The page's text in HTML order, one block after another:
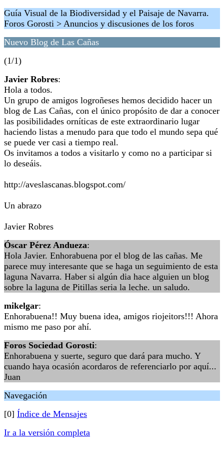
Guía Visual de la Biodiversidad y el Paisaje de Navarra.
Foros Gorosti > Anuncios y discusiones de los foros
Nuevo Blog de Las Cañas
(1/1)
Javier Robres:
Hola a todos.
Un grupo de amigos logroñeses hemos decidido hacer un
blog de Las Cañas, con el único propósito de dar a conocer
las posibilidades orníticas de este extraordinario lugar
haciendo listas a menudo para que todo el mundo sepa qué
se puede ver casi a tiempo real.
Os invitamos a todos a visitarlo y como no a participar si
lo deseáis.
http://aveslascanas.blogspot.com/
Un abrazo
Javier Robres
Óscar Pérez Andueza:
Hola Javier. Enhorabuena por el blog de las cañas. Me
parece muy interesante que se haga un seguimiento de esta
laguna Navarra. Haber si algún dia hace alguien un blog
sobre la laguna de Pitillas seria la leche. un saludo.
mikelgar:
Enhorabuena!! Muy buena idea, amigos riojeitors!!! Ahora
mismo me paso por ahí.
Foros Sociedad Gorosti:
Enhorabuena y suerte, seguro que dará para mucho. Y
cuando haya ocasión acordaros de referenciarlo por aquí...
Juan
Navegación
[0] Índice de Mensajes
Ir a la versión completa